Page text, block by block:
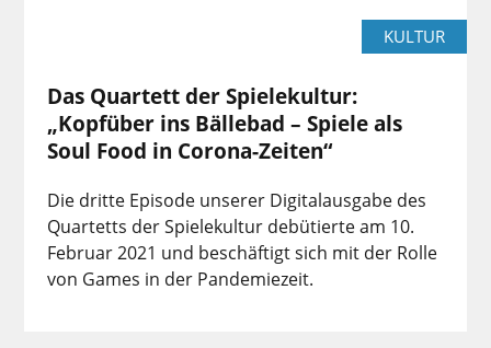
KULTUR
Das Quartett der Spielekultur:
„Kopfüber ins Bällebad – Spiele als
Soul Food in Corona-Zeiten“
Die dritte Episode unserer Digitalausgabe des
Quartetts der Spielekultur debütierte am 10.
Februar 2021 und beschäftigt sich mit der Rolle
von Games in der Pandemiezeit.